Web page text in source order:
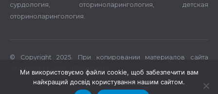
сурдология, оториноларингология, детская
оториноларингология.
© Copyright 2025. При копировании материалов сайта
обратная ссылка обязательна.
Ми використовуємо файли cookie, щоб забезпечити вам
найкращий досвід користування нашим сайтом.